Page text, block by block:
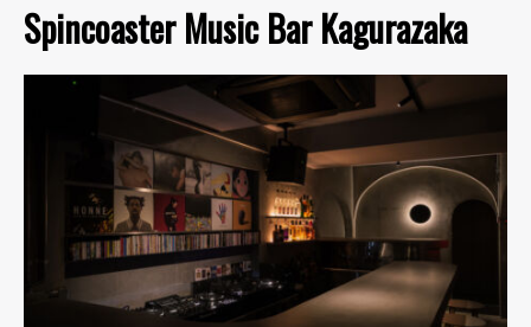
Spincoaster Music Bar Kagurazaka